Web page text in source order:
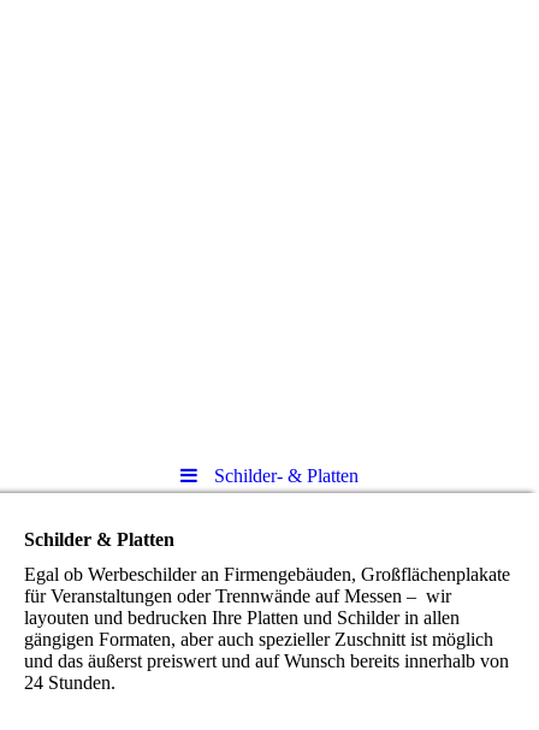
Schilder- & Platten
Schilder & Platten
Egal ob Werbeschilder an Firmengebäuden, Großflächenplakate
für Veranstaltungen oder Trennwände auf Messen – wir
layouten und bedrucken Ihre Platten und Schilder in allen
gängigen Formaten, aber auch spezieller Zuschnitt ist möglich
und das äußerst preiswert und auf Wunsch bereits innerhalb von
24 Stunden.